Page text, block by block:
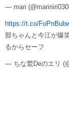
— mari
https://t.co/
部ちゃんと今江が爆
るからセーフ
— ちな鷲Deのエリ